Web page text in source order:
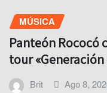
MÚSICA
Panteón Rococó
tour «Generación
Brit Ago 8,